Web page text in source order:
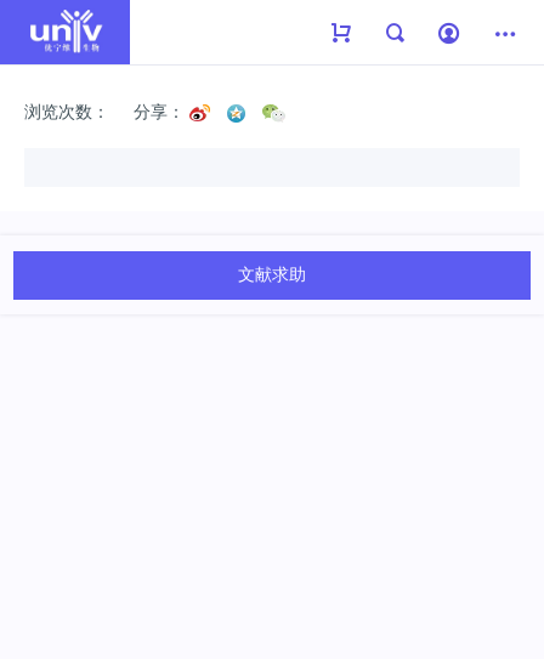
浏览次数： 分享：
文献求助